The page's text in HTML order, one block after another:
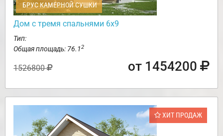
БРУС КАМЕРНОЙ СУШКИ
Дом с тремя спальнями 6х9
Тип:
Общая площадь: 76.12
1526800 от 1454200
ХИТ ПРОДАЖ